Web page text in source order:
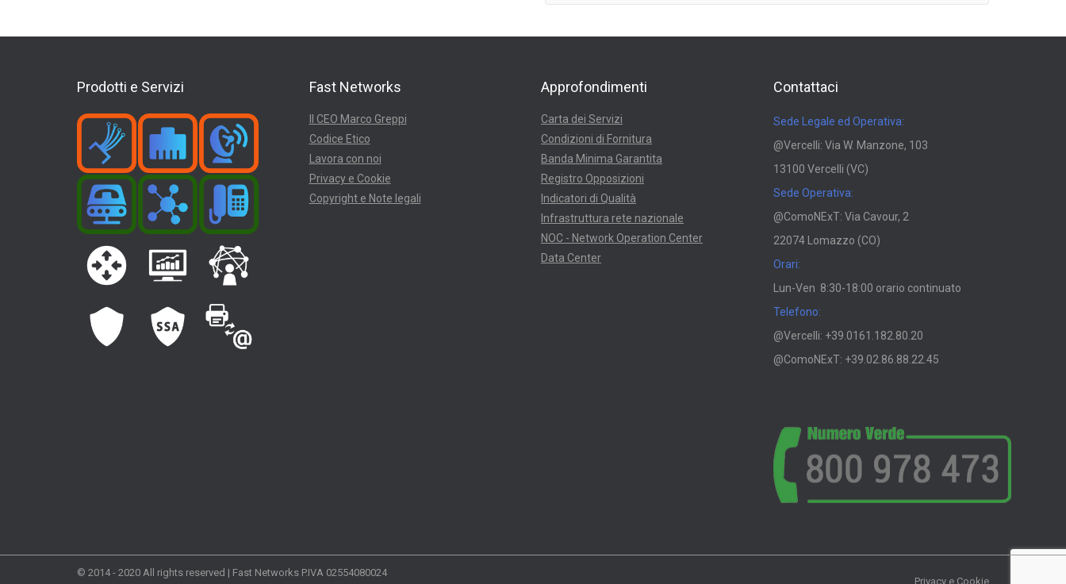
Prodotti e Servizi Fast Networks
Il CEO Marco Greppi
Codice Etico
Lavora con noi
Privacy e Cookie
Copyright e Note legali
Approfondimenti
Carta dei Servizi
Condizioni di Fornitura
Banda Minima Garantita
Registro Opposizioni
Indicatori di Qualità
Infrastruttura rete nazionale
NOC - Network Operation Center
Data Center
Contattaci
Sede Legale ed Operativa:
@Vercelli: Via W. Manzone, 103
13100 Vercelli (VC)
Sede Operativa:
@ComoNExT: Via Cavour, 2
22074 Lomazzo (CO)
Orari:
Lun-Ven 8:30-18:00 orario continuato
Telefono:
@Vercelli: +39.0161.182.80.20
@ComoNExT: +39.02.86.88.22.45
© 2014 - 2020 All rights reserved | Fast Networks P.IVA 02554080024
Privacy e Cookie